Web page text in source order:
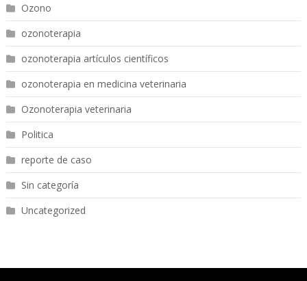
Ozono
ozonoterapia
ozonoterapia artículos científicos
ozonoterapia en medicina veterinaria
Ozonoterapia veterinaria
Politica
reporte de caso
Sin categoría
Uncategorized